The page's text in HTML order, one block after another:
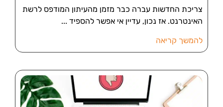
צריכת החדשות עברה כבר מזמן מהעיתון המודפס לרשת
האינטרנט. אז נכון, עדיין אי אפשר להספיד
להמשך קריאה